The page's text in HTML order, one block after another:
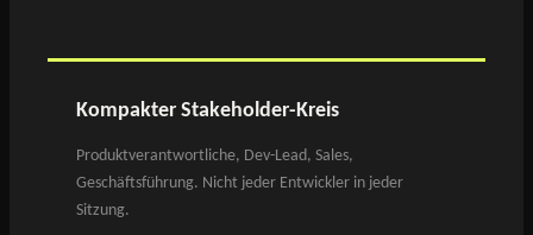
Kompakter Stakeholder-Kreis
Produktverantwortliche, Dev-Lead, Sales,
Geschäftsführung. Nicht jeder Entwickler in jeder
Sitzung.